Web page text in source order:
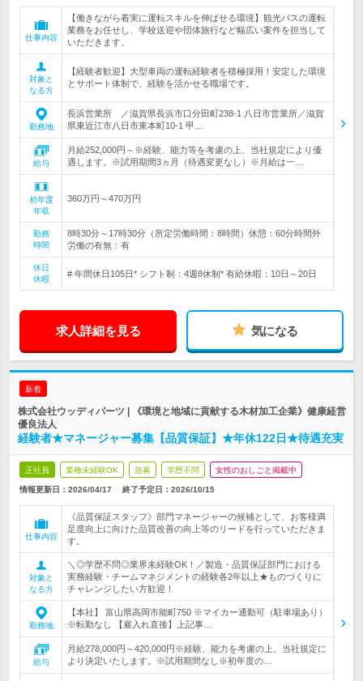
仕事内容
【働きながら着実に運転スキルを伸ばせる環境】観光バスの運転
業務をお任せし、学校送迎や団体旅行など幅広い案件を担当して
いただきます。
対象と
なる方
【経験者歓迎】大型車両の運転経験者を積極採用！安定した環境
とサポート体制で、経験を活かせる職場です。
勤務地
長浜営業所 ／滋賀県長浜市口分田町238-1 八日市営業所／滋賀
県東近江市八日市東本町10-1 甲…
給与
月給252,000円～※経験、能力等を考慮の上、当社規定により優
遇します。※試用期間3ヵ月（待遇変更なし）※月給は一…
初年度
年収
360万円～470万円
勤務
時間
8時30分～17時30分（所定労働時間：8時間）休憩：60分時間外
労働の有無：有
休日
休暇
# 年間休日105日* シフト制：4週8休制* 有給休暇：10日～20日
求人詳細を見る 気になる
新着
株式会社ウッディパーツ | 《環境と地域に貢献する木材加工企業》健康経営
優良法人
経験者★マネージャー募集【品質保証】★年休122日★待遇充実
正社員 業種未経験OK 急募 学歴不問 女性のおしごと掲載中
情報更新日：2026/04/17 終了予定日： 2026/10/15
仕事内容
《品質保証スタッフ》部門マネージャーの候補として、お客様満
足度向上に向けた品質改善の向上等のリードを行っていただきま
す。
対象と
なる方
＼◎学歴不問◎業界未経験OK！／製造・品質保証部門における
実務経験・チームマネジメントの経験各2年以上★ものづくりに
チャレンジしたい方歓迎！
勤務地
【本社】 富山県高岡市能町750 ※マイカー通勤可（駐車場あり）
※転勤なし 【雇入れ直後】上記事…
給与
月給278,000円～420,000円※経験、能力を考慮の上、当社規定に
より決定いたします。※試用期間なし※初年度の…